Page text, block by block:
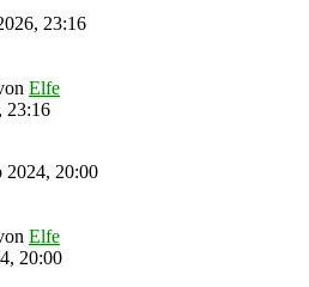
23:16
Elfe
23:16
2024, 20:00
Elfe
20:00